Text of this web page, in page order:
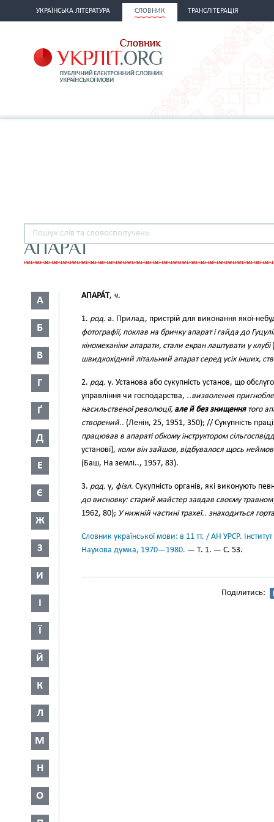
УКРАЇНСЬКА ЛІТЕРАТУРА СЛОВНИК ТРАНСЛІТЕРАЦІЯ
АПАРАТ
А
Б
В
Г
Ґ
Д
Е
Є
Ж
З
И
І
Ї
Й
К
Л
М
Н
О
АПАРА́Т, ч.
1. род. а. Прилад, пристрій для виконання якої-
фотографії, поклав на бричку апарат і гайда до
кіномеханіки апарати, стали екран лаштувати у клубі
швидкохідний літальний апарат серед усіх інших,
2. род. у. Установа або сукупність установ, що
управління чи господарства, ..визволення
насильственої революції, але й без знищеннятого
створений.. (Ленін, 25, 1951, 350); // Сукупність
працював в апараті обкому інструктором
установі], коли він зайшов, відбувалося щось
(Баш, На землі.., 1957, 83).
3. род. у, фізл. Сукупність органів, які виконують
до висновку: старий майстер завдав своєму
1962, 80); У нижній частині трахеї.. знаходиться
Словник української мови: в 11 тт. / АН УРСР.
Наукова думка, 1970—1980. — Т. 1. — С. 53.
Поділитись: